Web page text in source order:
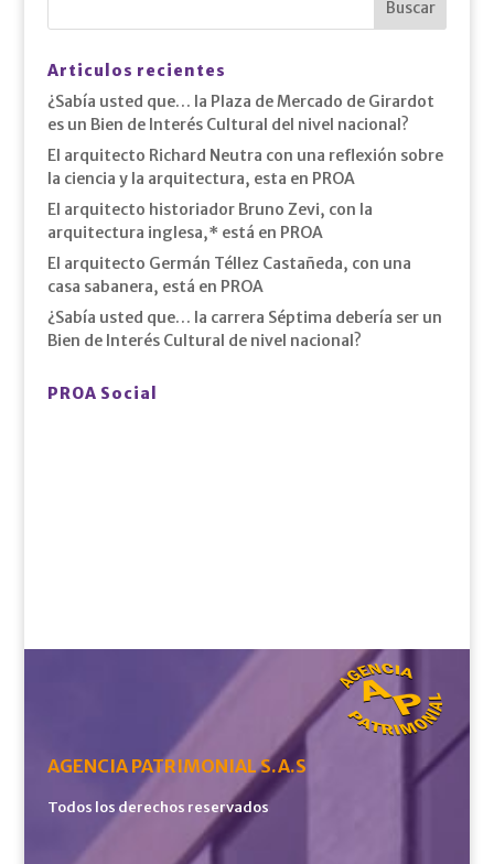
Articulos recientes
¿Sabía usted que… la Plaza de Mercado de Girardot
es un Bien de Interés Cultural del nivel nacional?
El arquitecto Richard Neutra con una reflexión sobre
la ciencia y la arquitectura, esta en PROA
El arquitecto historiador Bruno Zevi, con la
arquitectura inglesa,* está en PROA
El arquitecto Germán Téllez Castañeda, con una
casa sabanera, está en PROA
¿Sabía usted que… la carrera Séptima debería ser un
Bien de Interés Cultural de nivel nacional?
PROA Social
AGENCIA PATRIMONIAL S.A.S
Todos los derechos reservados